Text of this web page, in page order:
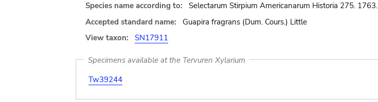
Species name according to:
Selectarum Stirpium Americanarum Historia 275. 1763.
Accepted standard name:
Guapira fragrans (Dum. Cours.) Little
View taxon:
SN17911
Specimens available at the Tervuren Xylarium
Tw39244